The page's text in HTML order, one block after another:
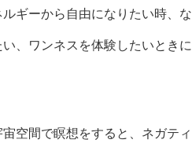
ギーから自由になりたい時、
、ワンネスを体験したいとき
空間で瞑想をすると、ネガテ